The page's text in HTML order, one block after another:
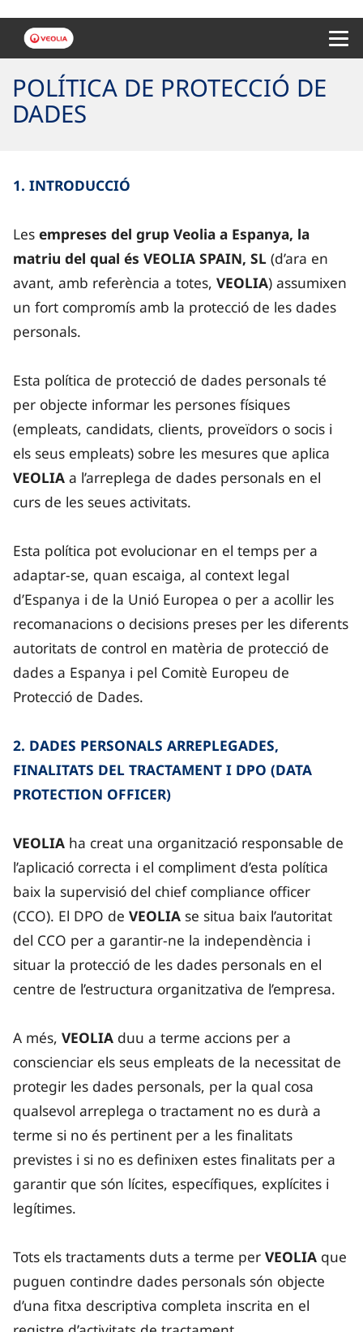
POLÍTICA DE PROTECCIÓ DE
DADES
1. INTRODUCCIÓ
Les empreses del grup Veolia a Espanya, la
matriu del qual és VEOLIA SPAIN, SL (d’ara en
avant, amb referència a totes, VEOLIA) assumixen
un fort compromís amb la protecció de les dades
personals.
Esta política de protecció de dades personals té
per objecte informar les persones físiques
(empleats, candidats, clients, proveïdors o socis i
els seus empleats) sobre les mesures que aplica
VEOLIA a l’arreplega de dades personals en el
curs de les seues activitats.
Esta política pot evolucionar en el temps per a
adaptar-se, quan escaiga, al context legal
d’Espanya i de la Unió Europea o per a acollir les
recomanacions o decisions preses per les diferents
autoritats de control en matèria de protecció de
dades a Espanya i pel Comitè Europeu de
Protecció de Dades.
2. DADES PERSONALS ARREPLEGADES,
FINALITATS DEL TRACTAMENT I DPO (DATA
PROTECTION OFFICER)
VEOLIA ha creat una organització responsable de
l’aplicació correcta i el compliment d’esta política
baix la supervisió del chief compliance officer
(CCO). El DPO de VEOLIA se situa baix l’autoritat
del CCO per a garantir-ne la independència i
situar la protecció de les dades personals en el
centre de l’estructura organitzativa de l’empresa.
A més, VEOLIA duu a terme accions per a
conscienciar els seus empleats de la necessitat de
protegir les dades personals, per la qual cosa
qualsevol arreplega o tractament no es durà a
terme si no és pertinent per a les finalitats
previstes i si no es definixen estes finalitats per a
garantir que són lícites, específiques, explícites i
legítimes.
Tots els tractaments duts a terme per VEOLIA que
puguen contindre dades personals són objecte
d’una fitxa descriptiva completa inscrita en el